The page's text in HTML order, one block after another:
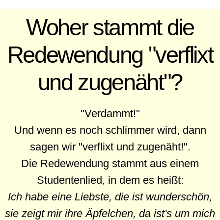
Woher stammt die
Redewendung "verflixt
und zugenäht"?
"Verdammt!"
Und wenn es noch schlimmer wird, dann
sagen wir "verflixt und zugenäht!".
Die Redewendung stammt aus einem
Studentenlied, in dem es heißt:
Ich habe eine Liebste, die ist wunderschön,
sie zeigt mir ihre Äpfelchen, da ist's um mich